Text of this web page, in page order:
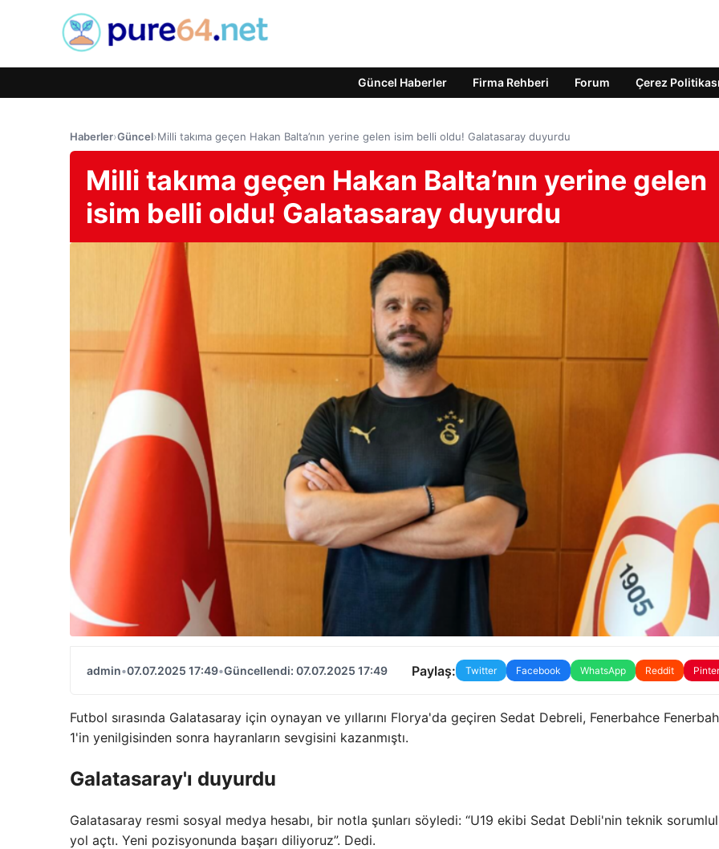
Güncel Haberler Firma Rehberi Forum Çerez Politikası
Haberler›Güncel›Milli takıma geçen Hakan Balta’nın yerine gelen isim belli oldu! Galatasaray duyurdu
Milli takıma geçen Hakan Balta’nın yerine gelen
isim belli oldu! Galatasaray duyurdu
admin•07.07.2025 17:49•Güncellendi: 07.07.2025 17:49 Paylaş: Twitter Facebook WhatsApp Reddit
Futbol sırasında Galatasaray için oynayan ve yıllarını Florya'da geçiren Sedat Debreli, Fenerbahce
1'in yenilgisinden sonra hayranların sevgisini kazanmıştı.
Galatasaray'ı duyurdu
Galatasaray resmi sosyal medya hesabı, bir notla şunları söyledi: “U19 ekibi Sedat Debli'nin teknik
yol açtı. Yeni pozisyonunda başarı diliyoruz”. Dedi.